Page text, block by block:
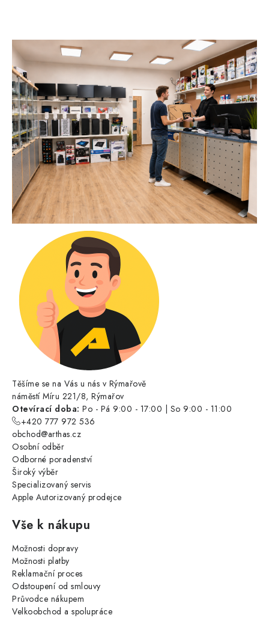
Těšíme se na Vás u nás v Rýmařově
náměstí Míru 221/8, Rýmařov
Otevírací doba: Po - Pá 9:00 - 17:00 | So 9:00 - 11:00
+420 777 972 536
obchod@arthas.cz
Osobní odběr
Odborné poradenství
Široký výběr
Specializovaný servis
Apple Autorizovaný prodejce
Vše k nákupu
Možnosti dopravy
Možnosti platby
Reklamační proces
Odstoupení od smlouvy
Průvodce nákupem
Velkoobchod a spolupráce